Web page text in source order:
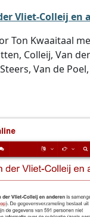
Vliet-Colleij en
Ton Kwaaitaal
Colleij, Van
Van de Poel,